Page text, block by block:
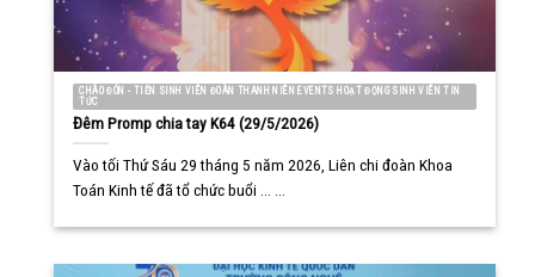
CHÀO ĐÓN - TIỄN SINH VIÊN ĐOÀN THANH NIÊN EVENTS HOẠT ĐỘNG SINH VIÊN TIN
TỨC
Đêm Promp chia tay K64 (29/5/2026)
Vào tối Thứ Sáu 29 tháng 5 năm 2026, Liên chi đoàn Khoa
Toán Kinh tế đã tổ chức buổi ... ...